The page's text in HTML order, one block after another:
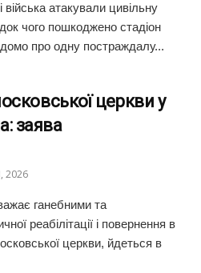
атакували цивільну
чого пошкоджено стадіон
про одну постраждалу...
церкви у
заява
2026
ганебними та
реабілітації і повернення в
церкви, йдеться в